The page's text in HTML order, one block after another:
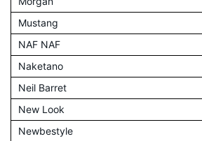
Mustang
NAF NAF
Naketano
Neil Barret
New Look
Newbestyle